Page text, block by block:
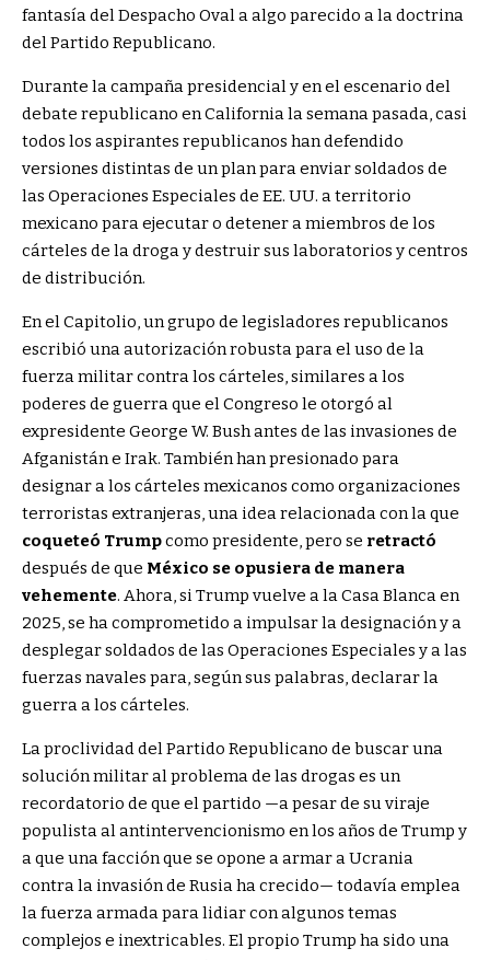
fantasía del Despacho Oval a algo parecido a la doctrina
del Partido Republicano.
Durante la campaña presidencial y en el escenario del
debate republicano en California la semana pasada, casi
todos los aspirantes republicanos han defendido
versiones distintas de un plan para enviar soldados de
las Operaciones Especiales de EE. UU. a territorio
mexicano para ejecutar o detener a miembros de los
cárteles de la droga y destruir sus laboratorios y centros
de distribución.
En el Capitolio, un grupo de legisladores republicanos
escribió una autorización robusta para el uso de la
fuerza militar contra los cárteles, similares a los
poderes de guerra que el Congreso le otorgó al
expresidente George W. Bush antes de las invasiones de
Afganistán e Irak. También han presionado para
designar a los cárteles mexicanos como organizaciones
terroristas extranjeras, una idea relacionada con la que
coqueteó Trumpcomo presidente, pero se retractó
después de que México se opusiera de manera
vehemente. Ahora, si Trump vuelve a la Casa Blanca en
2025, se ha comprometido a impulsar la designación y a
desplegar soldados de las Operaciones Especiales y a las
fuerzas navales para, según sus palabras, declarar la
guerra a los cárteles.
La proclividad del Partido Republicano de buscar una
solución militar al problema de las drogas es un
recordatorio de que el partido —a pesar de su viraje
populista al antintervencionismo en los años de Trump y
a que una facción que se opone a armar a Ucrania
contra la invasión de Rusia ha crecido— todavía emplea
la fuerza armada para lidiar con algunos temas
complejos e inextricables. El propio Trump ha sido una